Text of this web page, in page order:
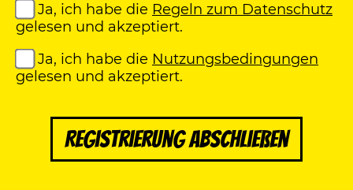
Ja, ich habe die Regeln zum Datenschutz
gelesen und akzeptiert.
Ja, ich habe die Nutzungsbedingungen
gelesen und akzeptiert.
Registrierung abschließen